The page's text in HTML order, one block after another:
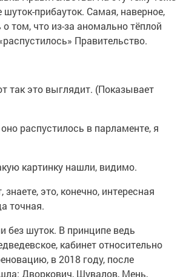
шуток-прибауток. Самая, наверное,
том, что из-за аномально тёплой
Правительство.
так это выглядит. (Показывает
распустилось в парламенте, я
картинку нашли, видимо.
знаете, это, конечно, интересная
точная.
без шуток. В принципе ведь
кабинет относительно
в 2018 году, после
Дворкович, Шувалов, Мень,